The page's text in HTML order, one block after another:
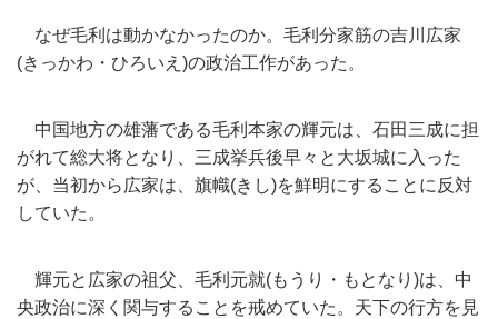
なぜ毛利は動かなかったのか。毛利分家筋の吉川広家
(きっかわ・ ひろいえ)の政治工作があった。
中国地方の雄藩である毛利本家の輝元は、 石田三成に担
がれて総大将となり、 三成挙兵後早々と大坂城に入った
が、当初から広家は、 旗幟(きし)を鮮明にすることに反対
していた。
輝元と広家の祖父、毛利元就(もうり・もとなり)は、 中
央政治に深く関与することを戒めていた。 天下の行方を見